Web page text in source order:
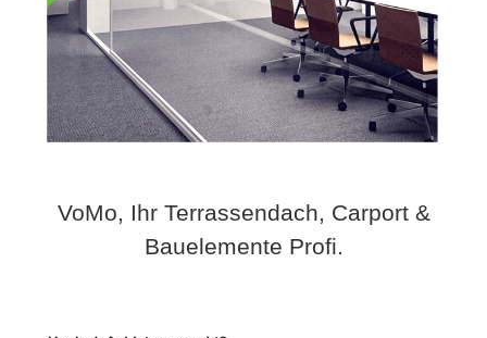
VoMo, Ihr Terrassendach, Carport &
Bauelemente Profi.